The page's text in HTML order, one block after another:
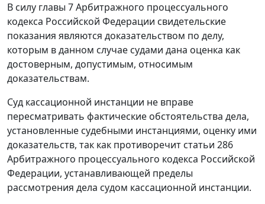
В силу главы 7Арбитражного процессуального
кодекса Российской Федерации свидетельские
показания являются доказательством по делу,
которым в данном случае судами дана оценка как
достоверным, допустимым, относимым
доказательствам.
Суд кассационной инстанции не вправе
пересматривать фактические обстоятельства дела,
установленные судебными инстанциями, оценку ими
доказательств, так как противоречит статьи 286
Арбитражного процессуального кодекса Российской
Федерации, устанавливающей пределы
рассмотрения дела судом кассационной инстанции.